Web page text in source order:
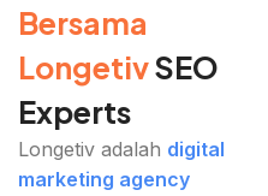
Bersama
LongetivSEO
Experts
Longetiv adalah digital
marketing agency